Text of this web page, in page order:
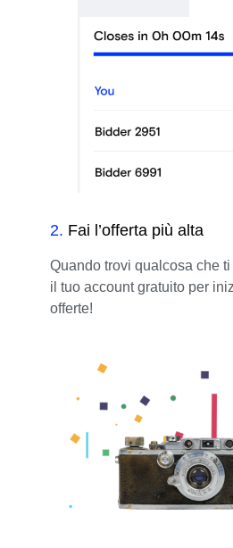
2. Fai l’offerta più alta
Quando trovi qualcosa che
il tuo account gratuito per
offerte!